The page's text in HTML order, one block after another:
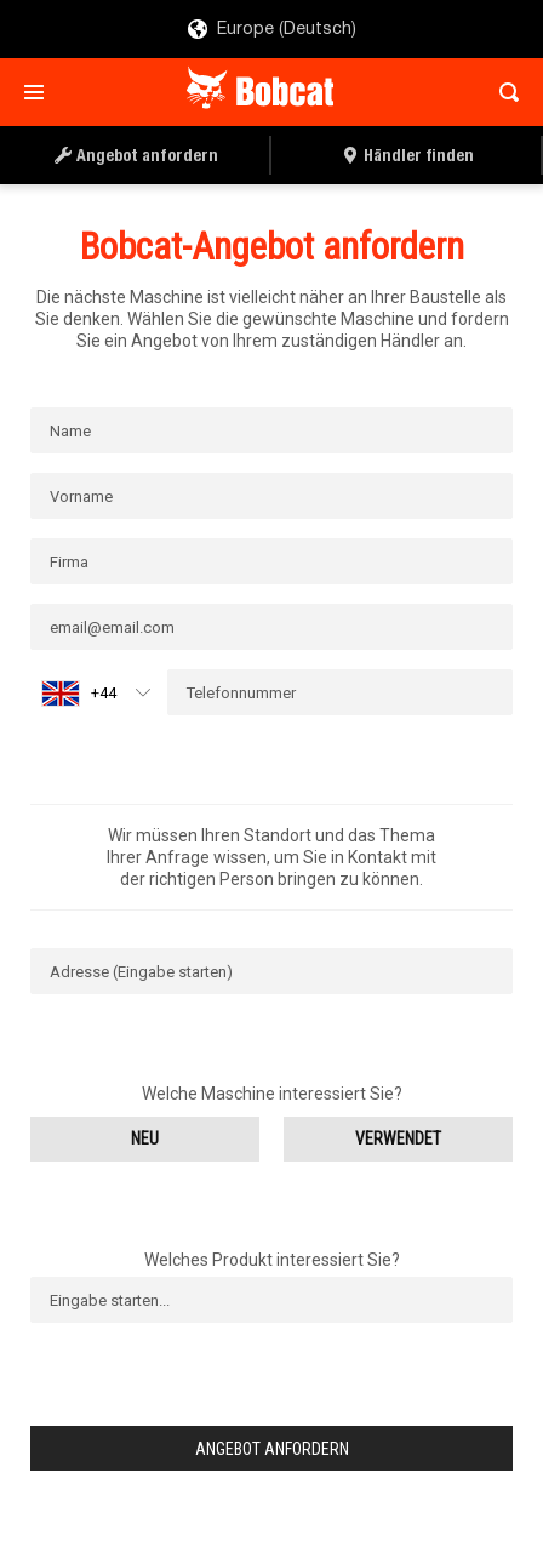
Europe (Deutsch)
Angebot anfordern Händler finden